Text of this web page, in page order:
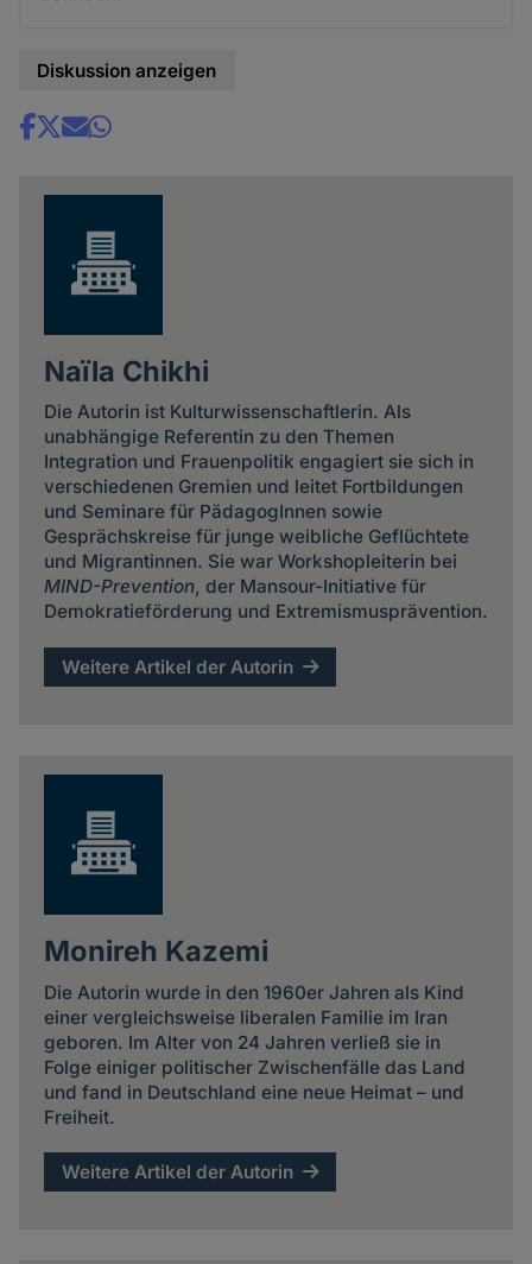
Diskussion anzeigen
Share
Naïla Chikhi
Die Autorin ist Kulturwissenschaftlerin. Als
unabhängige Referentin zu den Themen
Integration und Frauenpolitik engagiert sie sich in
verschiedenen Gremien und leitet Fortbildungen
und Seminare für PädagogInnen sowie
Gesprächskreise für junge weibliche Geflüchtete
und Migrantinnen. Sie war Workshopleiterin bei
MIND-Prevention, der Mansour-Initiative für
Demokratieförderung und Extremismusprävention.
Weitere Artikel der Autorin
Monireh Kazemi
Die Autorin wurde in den 1960er Jahren als Kind
einer vergleichsweise liberalen Familie im Iran
geboren. Im Alter von 24 Jahren verließ sie in
Folge einiger politischer Zwischenfälle das Land
und fand in Deutschland eine neue Heimat – und
Freiheit.
Weitere Artikel der Autorin